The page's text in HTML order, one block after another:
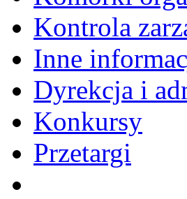
Kontrola
Inne
Dyrekcja i
Konkursy
Przetargi